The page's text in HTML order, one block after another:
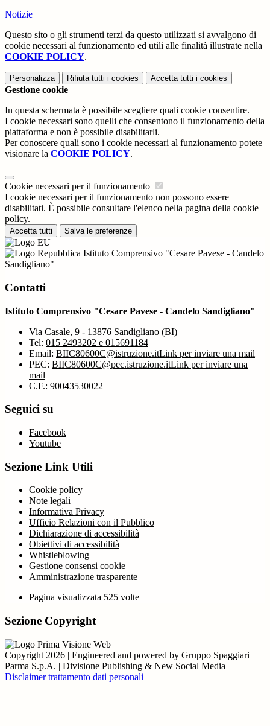
Notizie
Questo sito o gli strumenti terzi da questo utilizzati si avvalgono di
cookie necessari al funzionamento ed utili alle finalità illustrate nella
COOKIE POLICY.
Personalizza Rifiuta tutti i cookies Accetta tutti i cookies
Gestione cookie
In questa schermata è possibile scegliere quali cookie consentire.
I cookie necessari sono quelli che consentono il funzionamento della
piattaforma e non è possibile disabilitarli.
Per conoscere quali sono i cookie necessari al funzionamento potete
visionare la COOKIE POLICY.
Cookie necessari per il funzionamento
I cookie necessari per il funzionamento non possono essere
disabilitati. È possibile consultare l'elenco nella pagina della cookie
policy.
Accetta tutti Salva le preferenze
Istituto Comprensivo "Cesare Pavese - Candelo
Sandigliano"
Contatti
Istituto Comprensivo "Cesare Pavese - Candelo Sandigliano"
Via Casale, 9 - 13876 Sandigliano (BI)
Tel: 015 2493202 e 015691184
Email: BIIC80600C@istruzione.itLink per inviare una mail
PEC: BIIC80600C@pec.istruzione.itLink per inviare una
mail
C.F.: 90043530022
Seguici su
Facebook
Youtube
Sezione Link Utili
Cookie policy
Note legali
Informativa Privacy
Ufficio Relazioni con il Pubblico
Dichiarazione di accessibilità
Obiettivi di accessibilità
Whistleblowing
Gestione consensi cookie
Amministrazione trasparente
Pagina visualizzata 525 volte
Sezione Copyright
Copyright 2026 | Engineered and powered by Gruppo Spaggiari
Parma S.p.A. | Divisione Publishing & New Social Media
Disclaimer trattamento dati personali